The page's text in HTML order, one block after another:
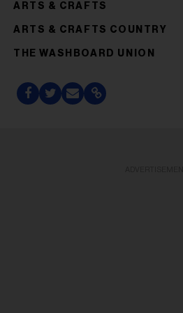
ARTS & CRAFTS
ARTS & CRAFTS COUNTRY
THE WASHBOARD UNION